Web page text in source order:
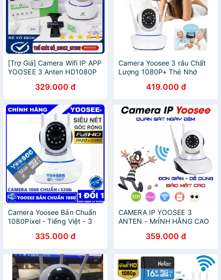
[Trợ Giá] Camera Wifi IP APP
YOOSEE 3 Anten HD1080P
329.000 đ
Camera Yoosee 3 râu Chất
Lượng 1080P+ Thẻ Nhớ
419.000 đ
Camera Yoosee Bản Chuẩn
1080Pixel - Tiếng Việt - 3
335.000 đ
CAMERA IP YOOSEE 3
ANTEN - MrÍNH HÃNG CAO
359.000 đ